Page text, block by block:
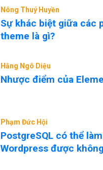
Nông Thuý Huyền
Sự khác biệt giữa các
theme là gì?
Hằng Ngô Diệu
Nhược điểm của
Phạm Đức Hội
PostgreSQL có thể
Wordpress được